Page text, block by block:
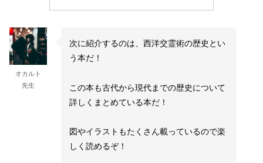
オカルト
先生
次に紹介するのは、西洋交霊術の歴史とい
う本だ！
この本も古代から現代までの歴史について
詳しくまとめている本だ！
図やイラストもたくさん載っているので楽
しく読めるぞ！